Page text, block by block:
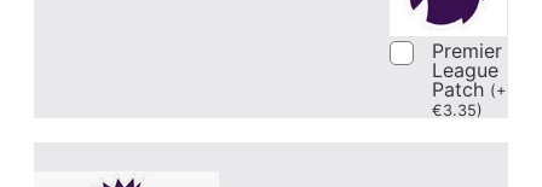
Premier
League
Patch (+
€3.35)